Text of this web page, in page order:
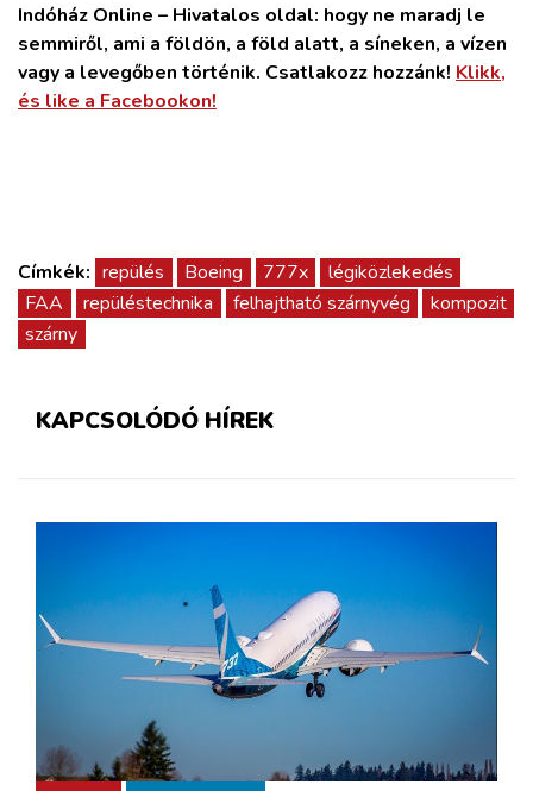
Indóház Online – Hivatalos oldal: hogy ne maradj le
semmiről, ami a földön, a föld alatt, a síneken, a vízen
vagy a levegőben történik. Csatlakozz hozzánk! Klikk,
és like a Facebookon!
Címkék: repülés Boeing 777x
légiközlekedés
FAA
repüléstechnika felhajtható szárnyvég
kompozit
szárny
KAPCSOLÓDÓ HÍREK